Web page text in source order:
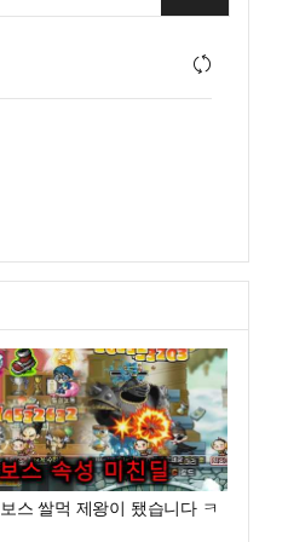
스 쌀먹 제왕이 됐습니다 ㅋ